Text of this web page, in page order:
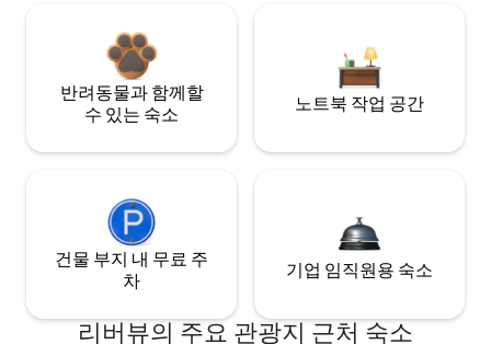
반려동물과 함께할
수 있는 숙소
노트북 작업 공간
건물 부지 내 무료 주
차
기업 임직원용 숙소
리버뷰의 주요 관광지 근처 숙소